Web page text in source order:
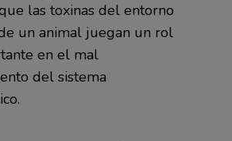
las toxinas del entorno
un animal juegan un rol
en el mal
del sistema